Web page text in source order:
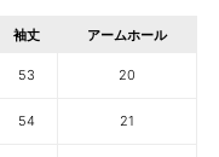
袖丈 アームホール
53 20
54 21